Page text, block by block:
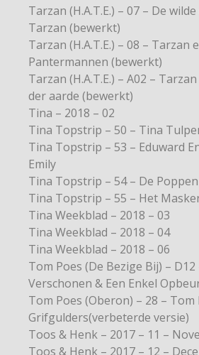
Tarzan (H.A.T.E.) – 07 – De
Tarzan (bewerkt)
Tarzan (H.A.T.E.) – 08 – Tarzan
Pantermannen (bewerkt)
Tarzan (H.A.T.E.) – A02 –
der aarde (bewerkt)
Tina – 2018 – 02
Tina Topstrip – 50 – Tina
Tina Topstrip – 53 – Eduward
Emily
Tina Topstrip – 54 – De
Tina Topstrip – 55 – Het
Tina Weekblad – 2018 – 03
Tina Weekblad – 2018 – 04
Tina Weekblad – 2018 – 06
Tom Poes (De Bezige Bij) –
Verschonen & Een Enkel
Tom Poes (Oberon) – 28 – Tom
Grifgulders(verbeterde versie)
Toos & Henk – 2017 – 11 –
Toos & Henk – 2017 – 12 –